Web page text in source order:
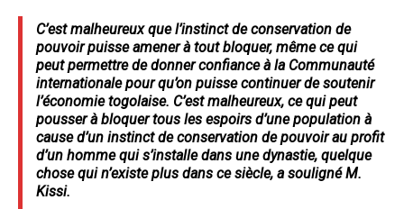
C’est malheureux que l’instinct de conservation de
pouvoir puisse amener à tout bloquer, même ce qui
peut permettre de donner confiance à la Communauté
internationale pour qu’on puisse continuer de soutenir
l’économie togolaise. C’est malheureux, ce qui peut
pousser à bloquer tous les espoirs d’une population à
cause d’un instinct de conservation de pouvoir au profit
d’un homme qui s’installe dans une dynastie, quelque
chose qui n’existe plus dans ce siècle, a souligné M.
Kissi.